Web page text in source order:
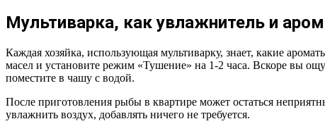
Мультиварка, как увлажнитель и
Каждая хозяйка, использующая мультиварку, знает, какие
масел и установите режим «Тушение» на 1-2 часа. Вскоре вы
поместите в чашу с водой.
После приготовления рыбы в квартире может остаться
увлажнить воздух, добавлять ничего не требуется.